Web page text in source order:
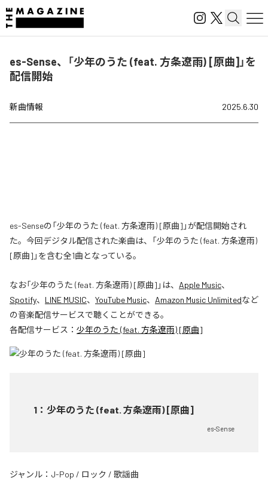
es-Sense、「少年のうた (feat. 方条遼雨) [原曲]」を
配信開始
新曲情報 2025.6.30
es-Senseの「少年のうた (feat. 方条遼雨) [原曲]」が配信開始され
た。今回デジタル配信された楽曲は、「少年のうた (feat. 方条遼雨)
[原曲]」を含む全1曲となっている。
なお「少年のうた (feat. 方条遼雨) [原曲] 」は、 Apple Music、
Spotify、 LINE MUSIC、 YouTube Music、 Amazon Music Unlimitedなど
の音楽配信サービスで聴くことができる。
各配信サービス： 少年のうた (feat. 方条遼雨) [原曲]
1 ： 少年のうた (feat. 方条遼雨) [原曲]
es-Sense
ジャンル： J-Pop / ロック / 歌謡曲